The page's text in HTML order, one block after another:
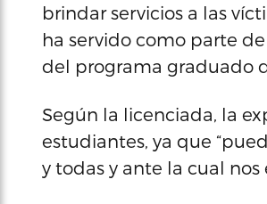
brindar servicios a las
ha servido como parte
del programa graduado
Según la licenciada, la
estudiantes, ya que
y todas y ante la cual